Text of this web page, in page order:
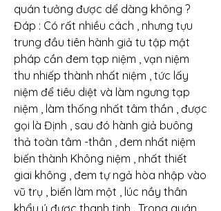
quán tưởng được dể dàng không ?
Đáp : Có rất nhiều cách , nhưng tựu
trung đầu tiên hành giả tu tập mật
pháp cần đem tạp niệm , vạn niệm
thu nhiếp thành nhất niệm , tức lấy
niệm để tiêu diệt và làm ngưng tạp
niệm , làm thống nhất tâm thần , được
gọi là Định , sau đó hành giả buông
thả toàn tâm -thân , đem nhất niệm
biến thành Không niệm , nhất thiết
giai không , đem tự ngả hòa nhập vào
vũ trụ , biến làm một , lúc nầy thân
khẩu ý được thanh tịnh . Trong quán